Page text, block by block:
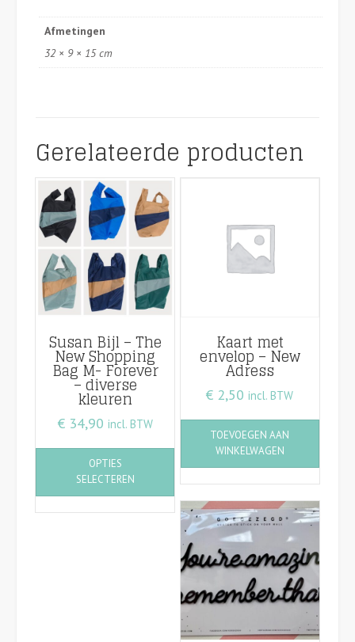
Afmetingen
32 × 9 × 15 cm
Gerelateerde producten
Susan Bijl – The
New Shopping
Bag M- Forever
– diverse
kleuren
€34,90 incl. BTW
OPTIES
SELECTEREN
Dit
product
heeft
meerdere
variaties.
Deze
optie
kan
gekozen
worden
op
Kaart met
envelop – New
Adress
€ 2,50 incl. BTW
TOEVOEGEN AAN
WINKELWAGEN